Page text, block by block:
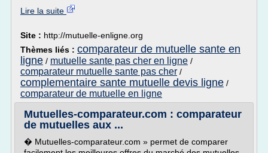
Lire la suite
Site : http://mutuelle-enligne.org
Thèmes liés : comparateur de mutuelle sante en
ligne / mutuelle sante pas cher en ligne /
comparateur mutuelle sante pas cher /
complementaire sante mutuelle devis ligne /
comparateur de mutuelle en ligne
Mutuelles-comparateur.com : comparateur
de mutuelles aux ...
� Mutuelles-comparateur.com » permet de comparer